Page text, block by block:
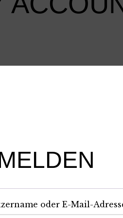
oder E-Mail-